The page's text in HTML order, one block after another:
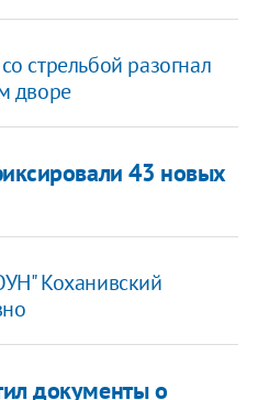
стрельбой разогнал
дворе
43 новых
Коханивский
документы о